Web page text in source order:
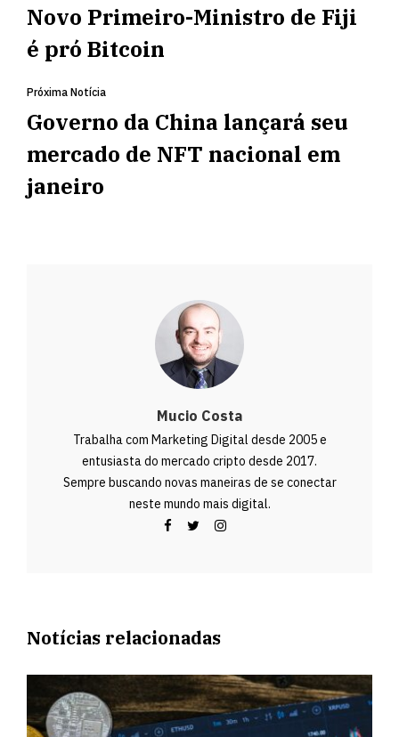
Novo Primeiro-Ministro de Fiji
é pró Bitcoin
Próxima Notícia
Governo da China lançará seu
mercado de NFT nacional em
janeiro
Mucio Costa
Trabalha com Marketing Digital desde 2005 e
entusiasta do mercado cripto desde 2017.
Sempre buscando novas maneiras de se conectar
neste mundo mais digital.
Notícias relacionadas